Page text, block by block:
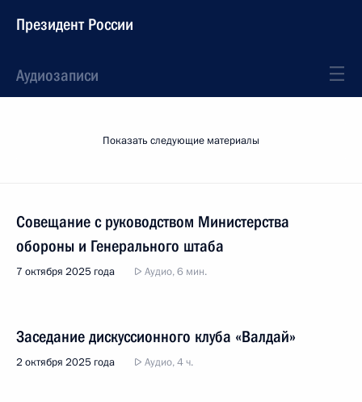
Президент России
Аудиозаписи
Показать следующие материалы
Совещание с руководством Министерства
обороны и Генерального штаба
7 октября 2025 года Аудио, 6 мин.
Заседание дискуссионного клуба «Валдай»
2 октября 2025 года Аудио, 4 ч.